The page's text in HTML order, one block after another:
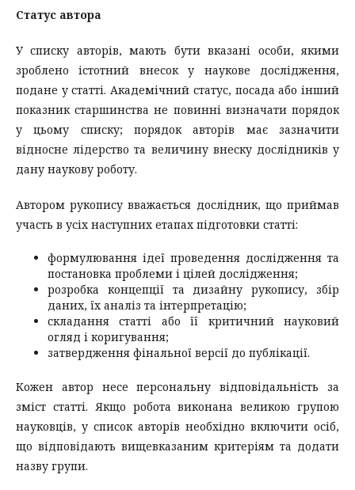
Статус автора
У списку авторів, мають бути вказані особи, якими
зроблено істотний внесок у наукове дослідження,
подане у статті. Академічний статус, посада або інший
показник старшинства не повинні визначати порядок
у цьому списку; порядок авторів має зазначити
відносне лідерство та величину внеску дослідників у
дану наукову роботу.
Автором рукопису вважається дослідник, що приймав
участь в усіх наступних етапах підготовки статті:
формулювання ідеї проведення дослідження та
постановка проблеми і цілей дослідження;
розробка концепції та дизайну рукопису, збір
даних, їх аналіз та інтерпретацію;
складання статті або її критичний науковий
огляд і коригування;
затвердження фінальної версії до публікації.
Кожен автор несе персональну відповідальність за
зміст статті. Якщо робота виконана великою групою
науковців, у список авторів необхідно включити осіб,
що відповідають вищевказаним критеріям та додати
назву групи.